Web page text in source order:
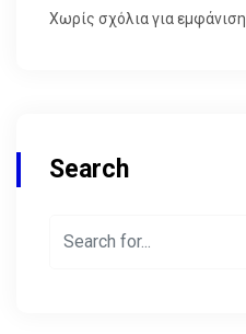
Χωρίς σχόλια για εμφάνιση.
Search